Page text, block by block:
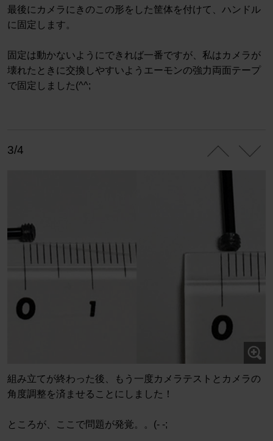
最後にカメラにきのこの形をした筐体を付けて、ハンドル
に固定します。
固定は動かないようにできれば一番ですが、私はカメラが
壊れたときに交換しやすいようエーモンの強力両面テープ
で固定しました(^^;
3/4
組み立てが終わった後、もう一度カメラテストとカメラの
角度調整を済ませることにしました！
ところが、ここで問題が発覚。。(- -;